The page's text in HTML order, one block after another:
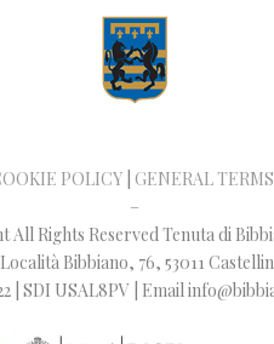
POLICY| GENERAL
–
All Rights Reserved Tenuta di
Bibbiano, 76, 53011
| SDI USAL8PV | Email